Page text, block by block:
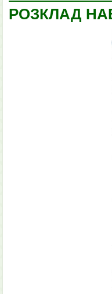
РОЗКЛАД